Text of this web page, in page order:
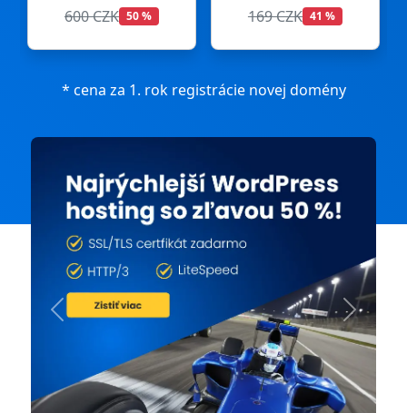
600 CZK 50 % 169 CZK 41 %
* cena za 1. rok registrácie novej domény
Previous Next